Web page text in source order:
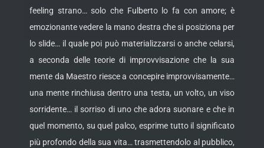
feeling strano… solo che Fulberto lo fa con amore; è
emozionante vedere la mano destra che si posiziona per
lo slide… il quale poi può materializzarsi o anche celarsi,
a seconda delle teorie di improvvisazione che la sua
mente da Maestro riesce a concepire improvvisamente…
una mente rinchiusa dentro una testa, un volto, un viso
sorridente… il sorriso di uno che adora suonare e che in
quel momento, su quel palco, esprime tutto il significato
più profondo della sua vita… trasmettendolo al pubblico,